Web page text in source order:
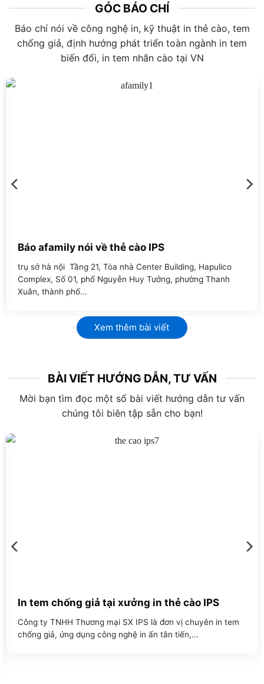
GÓC BÁO CHÍ
Báo chí nói về công nghệ in, kỹ thuật in thẻ cào, tem
chống giả, định hướng phát triển toàn ngành in tem
biến đổi, in tem nhãn cào tại VN
Báo afamily nói về thẻ cào IPS
trụ sở hà nội Tầng 21, Tòa nhà Center Building, Hapulico
Complex, Số 01, phố Nguyễn Huy Tưởng, phường Thanh
Xuân, thành phố...
Xem thêm bài viết
BÀI VIẾT HƯỚNG DẪN, TƯ VẤN
Mời bạn tìm đọc một số bài viết hướng dẫn tư vấn
chúng tôi biên tập sẵn cho bạn!
In tem chống giả tại xưởng in thẻ cào IPS
Công ty TNHH Thương mại SX IPS là đơn vị chuyên in tem
chống giả, ứng dụng công nghệ in ấn tân tiến,...